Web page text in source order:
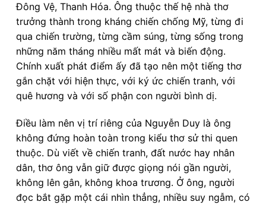
Đông Vệ, Thanh Hóa. Ông thuộc thế hệ nhà thơ
trưởng thành trong kháng chiến chống Mỹ, từng đi
qua chiến trường, từng cầm súng, từng sống trong
những năm tháng nhiều mất mát và biến động.
Chính xuất phát điểm ấy đã tạo nên một tiếng thơ
gắn chặt với hiện thực, với ký ức chiến tranh, với
quê hương và với số phận con người bình dị.
Điều làm nên vị trí riêng của Nguyễn Duy là ông
không đứng hoàn toàn trong kiểu thơ sử thi quen
thuộc. Dù viết về chiến tranh, đất nước hay nhân
dân, thơ ông vẫn giữ được giọng nói gần người,
không lên gân, không khoa trương. Ở ông, người
đọc bắt gặp một cái nhìn thẳng, nhiều suy ngẫm, có